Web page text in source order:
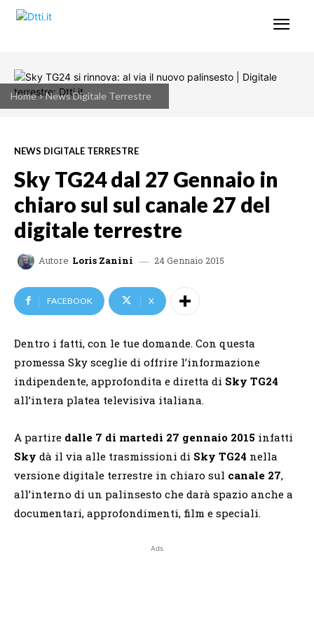
Home News Digitale Terrestre
NEWS DIGITALE TERRESTRE
Sky TG24 dal 27 Gennaio in
chiaro sul sul canale 27 del
digitale terrestre
Autore Loris Zanini 24 Gennaio 2015
FACEBOOK X
Dentro i fatti, con le tue domande. Con questa
promessa Sky sceglie di offrire l’informazione
indipendente, approfondita e diretta di Sky TG24
all’intera platea televisiva italiana.
A partire dalle 7 di martedì 27 gennaio 2015 infatti
Sky dà il via alle trasmissioni di Sky TG24 nella
versione digitale terrestre in chiaro sul canale 27,
all’interno di un palinsesto che darà spazio anche a
documentari, approfondimenti, film e speciali.
Ads